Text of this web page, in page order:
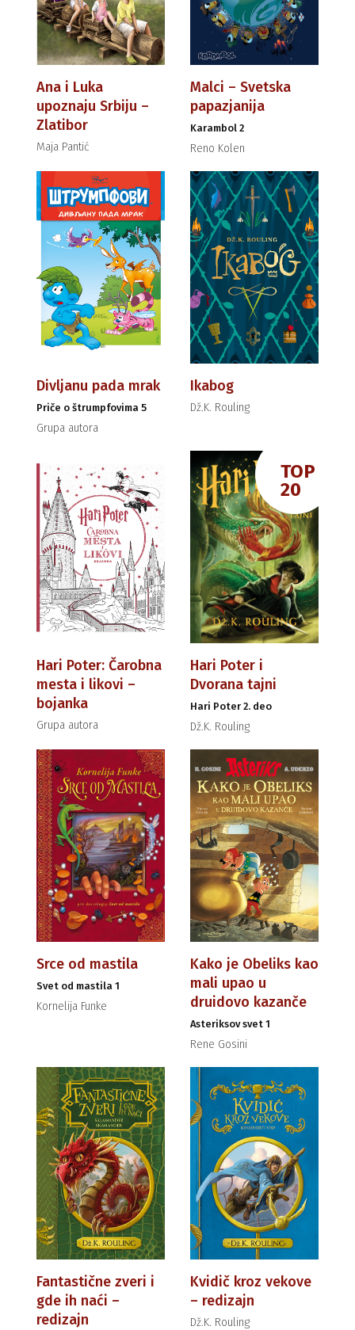
Ana i Luka
upoznaju Srbiju –
Zlatibor
Maja Pantić
Malci – Svetska
papazjanija
Karambol 2
Reno Kolen
Divljanu pada mrak
Priče o štrumpfovima 5
Grupa autora
Ikabog
Dž.K. Rouling
Hari Poter: Čarobna
mesta i likovi –
bojanka
Grupa autora
TOP
20
Hari Poter i
Dvorana tajni
Hari Poter 2. deo
Dž.K. Rouling
Srce od mastila
Svet od mastila 1
Kornelija Funke
Kako je Obeliks kao
mali upao u
druidovo kazanče
Asteriksov svet 1
Rene Gosini
Fantastične zveri i
gde ih naći –
redizajn
Kvidič kroz vekove
– redizajn
Dž.K. Rouling